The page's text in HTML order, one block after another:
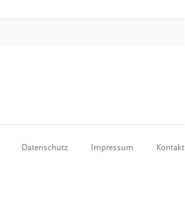
Datenschutz Impressum Kontakt